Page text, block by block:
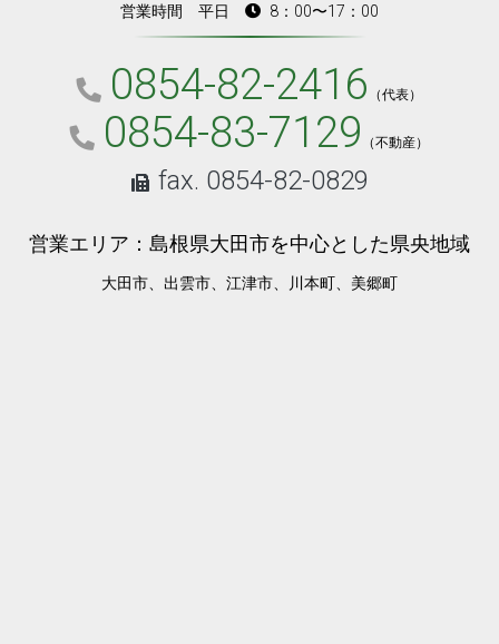
営業時間 平日 8：00〜17：00
0854-82-2416 （代表）
0854-83-7129 （不動産）
fax. 0854-82-0829
営業エリア：島根県大田市を中心とした県央地域
大田市、出雲市、江津市、川本町、美郷町